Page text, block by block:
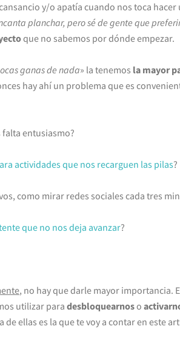
y/o apatía cuando nos toca hacer
planchar, pero sé de gente que
que no sabemos por dónde empezar.
ganas de nada» la tenemos la mayor
hay ahí un problema que es
falta entusiasmo?
actividades que nos recarguen las pilas?
como mirar redes sociales cada tres
que no nos deja avanzar?
, no hay que darle mayor importancia.
utilizar para desbloquearnoso
de ellas es la que te voy a contar en este